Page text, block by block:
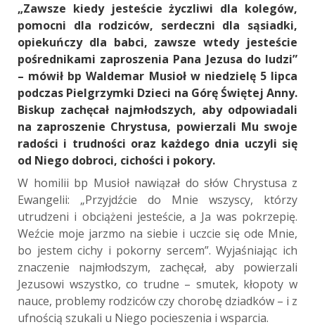
„Zawsze kiedy jesteście życzliwi dla kolegów,
pomocni dla rodziców, serdeczni dla sąsiadki,
opiekuńczy dla babci, zawsze wtedy jesteście
pośrednikami zaproszenia Pana Jezusa do ludzi”
– mówił bp Waldemar Musioł w niedzielę 5 lipca
podczas Pielgrzymki Dzieci na Górę Świętej Anny.
Biskup zachęcał najmłodszych, aby odpowiadali
na zaproszenie Chrystusa, powierzali Mu swoje
radości i trudności oraz każdego dnia uczyli się
od Niego dobroci, cichości i pokory.
W homilii bp Musioł nawiązał do słów Chrystusa z
Ewangelii: „Przyjdźcie do Mnie wszyscy, którzy
utrudzeni i obciążeni jesteście, a Ja was pokrzepię.
Weźcie moje jarzmo na siebie i uczcie się ode Mnie,
bo jestem cichy i pokorny sercem”. Wyjaśniając ich
znaczenie najmłodszym, zachęcał, aby powierzali
Jezusowi wszystko, co trudne – smutek, kłopoty w
nauce, problemy rodziców czy chorobę dziadków – i z
ufnością szukali u Niego pocieszenia i wsparcia.